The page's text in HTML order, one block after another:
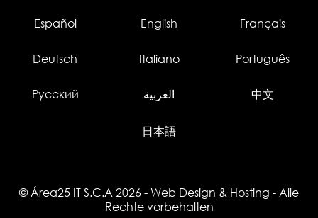
Español English Français
Deutsch Italiano Português
Русский العربية 中文
日本語
© Área25 IT S.C.A 2026 - Web Design & Hosting - Alle
Rechte vorbehalten